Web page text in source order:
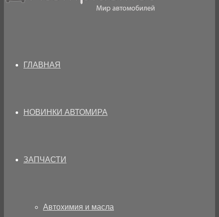
ГЛАВНАЯ
НОВИНКИ АВТОМИРА
ЗАПЧАСТИ
Автохимия и масла